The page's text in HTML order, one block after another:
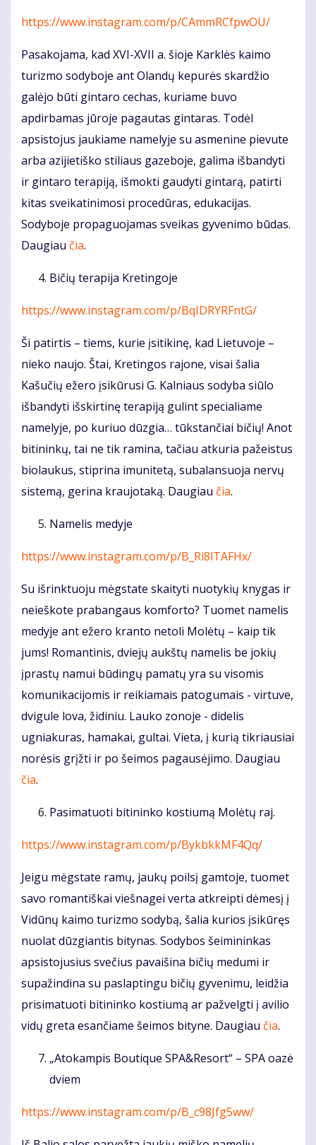
https://www.instagram.com/p/CAmmRCfpwOU/
Pasakojama, kad XVI-XVII a. šioje Karklės kaimo
turizmo sodyboje ant Olandų kepurės skardžio
galėjo būti gintaro cechas, kuriame buvo
apdirbamas jūroje pagautas gintaras. Todėl
apsistojus jaukiame namelyje su asmenine pievute
arba azijietiško stiliaus gazeboje, galima išbandyti
ir gintaro terapiją, išmokti gaudyti gintarą, patirti
kitas sveikatinimosi procedūras, edukacijas.
Sodyboje propaguojamas sveikas gyvenimo būdas.
Daugiau čia.
Bičių terapija Kretingoje
https://www.instagram.com/p/BqIDRYRFntG/
Ši patirtis – tiems, kurie įsitikinę, kad Lietuvoje –
nieko naujo. Štai, Kretingos rajone, visai šalia
Kašučių ežero įsikūrusi G. Kalniaus sodyba siūlo
išbandyti išskirtinę terapiją gulint specialiame
namelyje, po kuriuo dūzgia… tūkstančiai bičių! Anot
bitininkų, tai ne tik ramina, tačiau atkuria pažeistus
biolaukus, stiprina imunitetą, subalansuoja nervų
sistemą, gerina kraujotaką. Daugiau čia.
Namelis medyje
https://www.instagram.com/p/B_Ri8lTAFHx/
Su išrinktuoju mėgstate skaityti nuotykių knygas ir
neieškote prabangaus komforto? Tuomet namelis
medyje ant ežero kranto netoli Molėtų – kaip tik
jums! Romantinis, dviejų aukštų namelis be jokių
įprastų namui būdingų pamatų yra su visomis
komunikacijomis ir reikiamais patogumais - virtuve,
dvigule lova, židiniu. Lauko zonoje - didelis
ugniakuras, hamakai, gultai. Vieta, į kurią tikriausiai
norėsis grįžti ir po šeimos pagausėjimo. Daugiau
čia.
Pasimatuoti bitininko kostiumą Molėtų raj.
https://www.instagram.com/p/BykbkkMF4Qq/
Jeigu mėgstate ramų, jaukų poilsį gamtoje, tuomet
savo romantiškai viešnagei verta atkreipti dėmesį į
Vidūnų kaimo turizmo sodybą, šalia kurios įsikūręs
nuolat dūzgiantis bitynas. Sodybos šeimininkas
apsistojusius svečius pavaišina bičių medumi ir
supažindina su paslaptingu bičių gyvenimu, leidžia
prisimatuoti bitininko kostiumą ar pažvelgti į avilio
vidų greta esančiame šeimos bityne. Daugiau čia.
„Atokampis Boutique SPA&Resort“ – SPA oazė
dviem
https://www.instagram.com/p/B_c98Jfg5ww/